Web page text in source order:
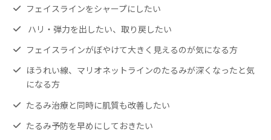
フェイスラインをシャープにしたい
ハリ・弾力を出したい、取り戻したい
フェイスラインがぼやけて大きく見えるのが気になる方
ほうれい線、マリオネットラインのたるみが深くなったと気
になる方
たるみ治療と同時に肌質も改善したい
たるみ予防を早めにしておきたい